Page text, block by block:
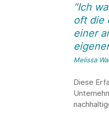
“Ich
oft die
einer
Melissa
Diese